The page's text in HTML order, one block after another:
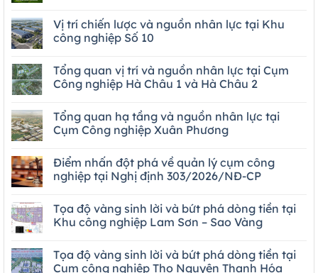
Vị trí chiến lược và nguồn nhân lực tại Khu
công nghiệp Số 10
Tổng quan vị trí và nguồn nhân lực tại Cụm
Công nghiệp Hà Châu 1 và Hà Châu 2
Tổng quan hạ tầng và nguồn nhân lực tại
Cụm Công nghiệp Xuân Phương
Điểm nhấn đột phá về quản lý cụm công
nghiệp tại Nghị định 303/2026/NĐ-CP
Tọa độ vàng sinh lời và bứt phá dòng tiền tại
Khu công nghiệp Lam Sơn – Sao Vàng
Tọa độ vàng sinh lời và bứt phá dòng tiền tại
Cụm công nghiệp Thọ Nguyên Thanh Hóa